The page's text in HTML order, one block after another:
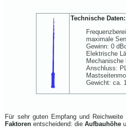
Technische Daten:
maximale
Gewinn: 0
Elektrische
Mechanische
Anschluss:
Gewicht: ca.
Für sehr guten Empfang und Reichweite
Faktoren entscheidend: dieAufbauhöhe